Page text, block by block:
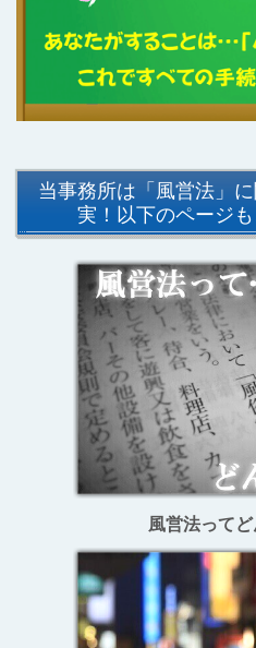
当事務所は「風営法」
実！以下のページ
風営法って